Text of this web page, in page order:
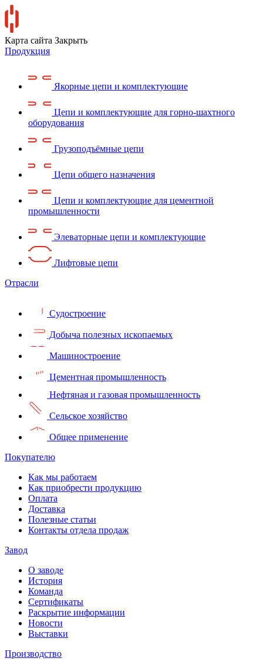
Карта сайта Закрыть
Продукция
Якорные цепи и комплектующие
Цепи и комплектующие для горно-шахтного
оборудования
Грузоподъёмные цепи
Цепи общего назначения
Цепи и комплектующие для цементной
промышленности
Элеваторные цепи и комплектующие
Лифтовые цепи
Отрасли
Судостроение
Добыча полезных ископаемых
Машиностроение
Цементная промышленность
Нефтяная и газовая промышленность
Сельское хозяйство
Общее применение
Покупателю
Как мы работаем
Как приобрести продукцию
Оплата
Доставка
Полезные статьи
Контакты отдела продаж
Завод
О заводе
История
Команда
Сертификаты
Раскрытие информации
Новости
Выставки
Производство